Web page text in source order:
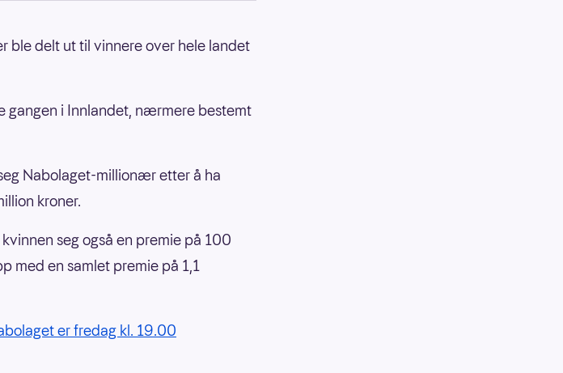
ble delt ut til vinnere over hele landet
gangen i Innlandet, nærmere bestemt
Nabolaget-millionær etter å ha
kroner.
seg også en premie på 100
med en samlet premie på 1,1
er fredag kl. 19.00